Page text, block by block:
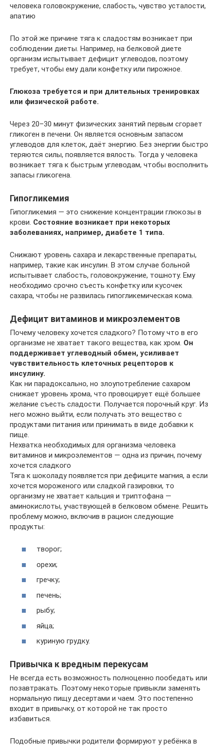
человека головокружение, слабость, чувство усталости,
апатию
По этой же причине тяга к сладостям возникает при
соблюдении диеты. Например, на белковой диете
организм испытывает дефицит углеводов, поэтому
требует, чтобы ему дали конфетку или пирожное.
Глюкоза требуется и при длительных тренировках
или физической работе.
Через 20–30 минут физических занятий первым сгорает
гликоген в печени. Он является основным запасом
углеводов для клеток, даёт энергию. Без энергии быстро
теряются силы, появляется вялость. Тогда у человека
возникает тяга к быстрым углеводам, чтобы восполнить
запасы гликогена.
Гипогликемия
Гипогликемия — это снижение концентрации глюкозы в
крови. Состояние возникает при некоторых
заболеваниях, например, диабете 1 типа.
Снижают уровень сахара и лекарственные препараты,
например, такие как инсулин. В этом случае больной
испытывает слабость, головокружение, тошноту. Ему
необходимо срочно съесть конфетку или кусочек
сахара, чтобы не развилась гипогликемическая кома.
Дефицит витаминов и микроэлементов
Почему человеку хочется сладкого? Потому что в его
организме не хватает такого вещества, как хром. Он
поддерживает углеводный обмен, усиливает
чувствительность клеточных рецепторов к
инсулину.
Как ни парадоксально, но злоупотребление сахаром
снижает уровень хрома, что провоцирует ещё большее
желание съесть сладости. Получается порочный круг. Из
него можно выйти, если получать это вещество с
продуктами питания или принимать в виде добавки к
пище.
Нехватка необходимых для организма человека
витаминов и микроэлементов — одна из причин, почему
хочется сладкого
Тяга к шоколаду появляется при дефиците магния, а если
хочется мороженого или сладкой газировки, то
организму не хватает кальция и триптофана —
аминокислоты, участвующей в белковом обмене. Решить
проблему можно, включив в рацион следующие
продукты:
творог;
орехи;
гречку;
печень;
рыбу;
яйца;
куриную грудку.
Привычка к вредным перекусам
Не всегда есть возможность полноценно пообедать или
позавтракать. Поэтому некоторые привыкли заменять
нормальную пищу десертами и чаем. Это постепенно
входит в привычку, от которой не так просто
избавиться.
Подобные привычки родители формируют у ребёнка в